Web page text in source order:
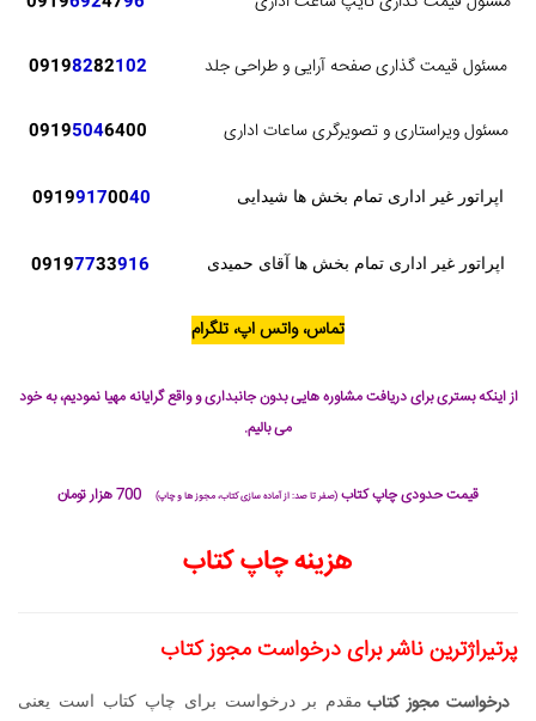
مسئول قیمت گذاری صفحه آرایی و طراحی جلد 09198282102
مسئول ویراستاری و تصویرگری ساعات اداری 09195046400
اپراتور غیر اداری تمام بخش ها شیدایی 09199170040
اپراتور غیر اداری تمام بخش ها آقای حمیدی 09197733916
تماس، واتس اپ، تلگرام
از اینکه بستری برای دریافت مشاوره هایی بدون جانبداری و واقع گرایانه مهیا نمودیم، به خود
می بالیم.
قیمت حدودی چاپ کتاب (صفر تا صد: از آماده سازی کتاب، مجوز ها و چاپ)
هزینه چاپ کتاب
پرتیراژترین ناشر برای درخواست مجوز کتاب
درخواست مجوز کتابمقدم بر درخواست برای چاپ کتاب است یعنی